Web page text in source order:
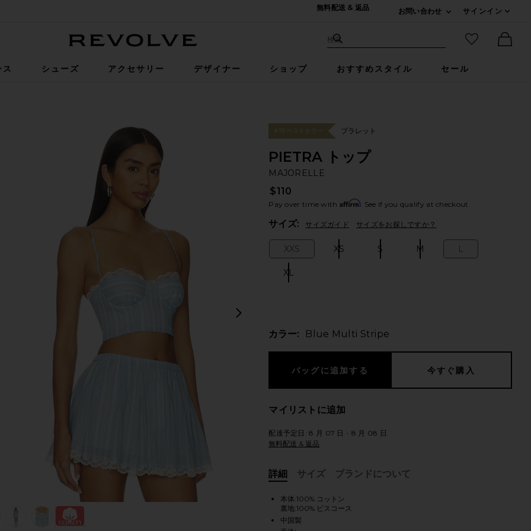
無料配送 & 返品
お問い合わせ
サインイン
サイト検索
検索
お気に入り
シューズ アクセサリー デザイナー ショップ おすすめスタイル セール
view 1 of 5 PIETRA トップ in Blue Multi Stripe view 2 of 5 PIETRA トップ in Blue Multi Stripe
#19 ベストセラー ブラレット
PIETRA トップ
MAJORELLE
$110
Pay over time with Affirm. See if you qualify at checkout.
サイズ: サイズガイド サイズをお探しですか？
XXS XS S M L
XL
カラー: Blue Multi Stripe
マイリストに追加
配達予定日: 8 月 07 日 - 8 月 08 日
無料配送 & 返品
詳細
サイズ ブランドについて
本体:100% コットン
裏地:100% ビスコース
中国製